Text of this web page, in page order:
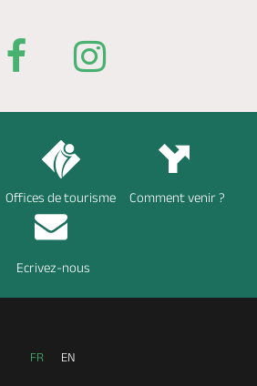
Offices de tourisme Comment venir ?
Ecrivez-nous
FR EN